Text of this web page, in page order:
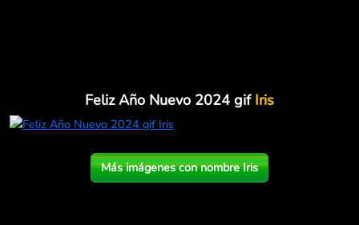
Feliz Año Nuevo 2024 gif Iris
Más imágenes con nombre Iris